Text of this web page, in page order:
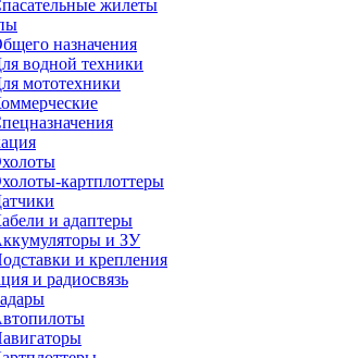
жилеты
назначения
водной техники
мототехники
картплоттеры
и адаптеры
и ЗУ
и крепления
и радиосвязь